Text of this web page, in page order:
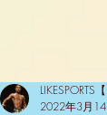
LIKESPORTS
2022年3月14